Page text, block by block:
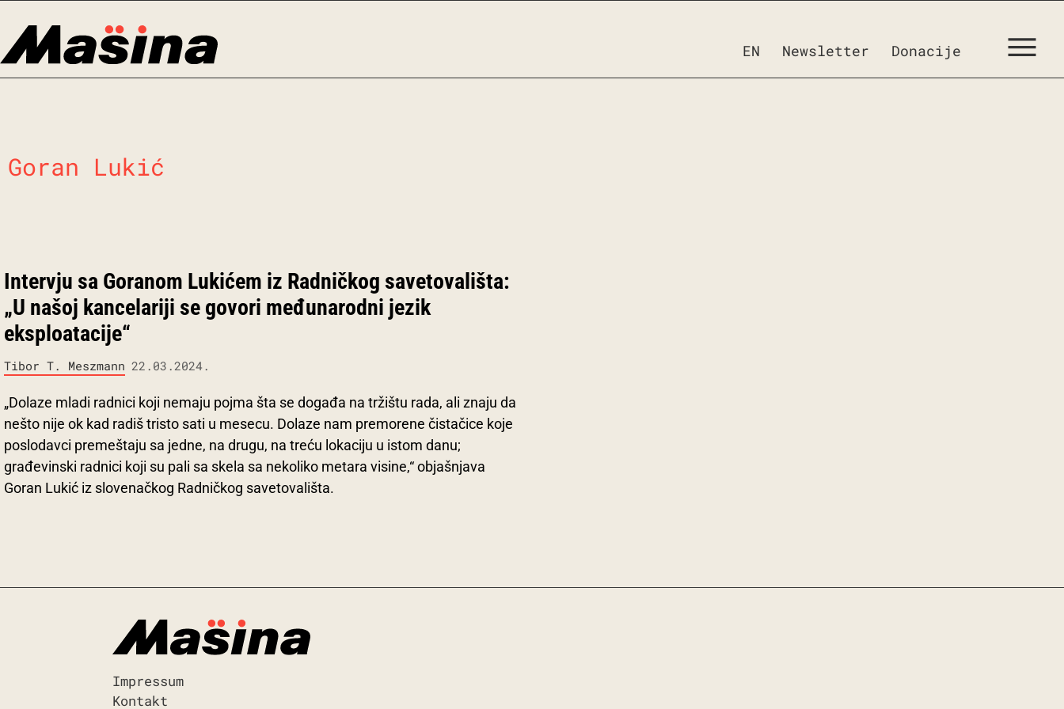
content
EN Newsletter Donacije
Goran Lukić
Intervju sa Goranom Lukićem iz Radničkog savetovališta:
„U našoj kancelariji se govori međunarodni jezik
eksploatacije“
Tibor T. Meszmann 22.03.2024.
„Dolaze mladi radnici koji nemaju pojma šta se događa na tržištu rada, ali znaju da
nešto nije ok kad radiš tristo sati u mesecu. Dolaze nam premorene čistačice koje
poslodavci premeštaju sa jedne, na drugu, na treću lokaciju u istom danu;
građevinski radnici koji su pali sa skela sa nekoliko metara visine,“ objašnjava
Goran Lukić iz slovenačkog Radničkog savetovališta.
Impressum
Kontakt